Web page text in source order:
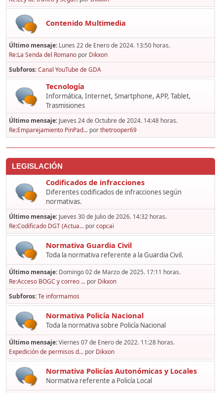
Contenido Multimedia
Último mensaje: Lunes 22 de Enero de 2024. 13:50 horas.
Re:La Senda del Romano por Dikxon
Subforos Canal YouTube de GDA
Tecnología
Informática, Internet, Smartphone, APP, Tablet,
Trasmisiones
Último mensaje: Jueves 24 de Octubre de 2024. 14:48 horas.
Re:Emparejamiento PinPad... porthetrooper69
LEGISLACIÓN
Codificados de infracciones
Diferentes codificados de infracciones según
normativas.
Último mensaje: Jueves 30 de Julio de 2026. 14:32 horas.
Re:Codificado DGT (Actua... porcopcai
Normativa Guardia Civil
Toda la normativa referente a la Guardia Civil.
Último mensaje: Domingo 02 de Marzo de 2025. 17:11 horas.
Re:Acceso BOGC y correo ... por Dikxon
Subforos Te informamos
Normativa Policía Nacional
Toda la normativa sobre Policía Nacional
Último mensaje:Viernes 07 de Enero de 2022. 11:28 horas.
Expedición de permisos d... por Dikxon
Normativa Policías Autonómicas y Locales
Normativa referente a Policía Local